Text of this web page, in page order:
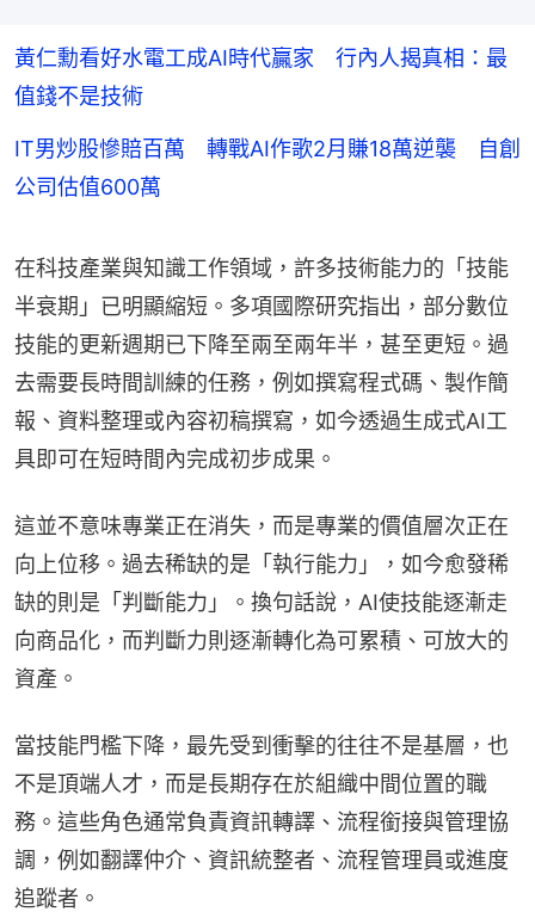
黃仁勳看好水電工成AI時代贏家 行內人揭真相：最
值錢不是技術
IT男炒股慘賠百萬 轉戰AI作歌2月賺18萬逆襲 自創
公司估值600萬
在科技產業與知識工作領域，許多技術能力的「技能
半衰期」已明顯縮短。多項國際研究指出，部分數位
技能的更新週期已下降至兩至兩年半，甚至更短。過
去需要長時間訓練的任務，例如撰寫程式碼、製作簡
報、資料整理或內容初稿撰寫，如今透過生成式AI工
具即可在短時間內完成初步成果。
這並不意味專業正在消失，而是專業的價值層次正在
向上位移。過去稀缺的是「執行能力」，如今愈發稀
缺的則是「判斷能力」。換句話說，AI使技能逐漸走
向商品化，而判斷力則逐漸轉化為可累積、可放大的
資產。
當技能門檻下降，最先受到衝擊的往往不是基層，也
不是頂端人才，而是長期存在於組織中間位置的職
務。這些角色通常負責資訊轉譯、流程銜接與管理協
調，例如翻譯仲介、資訊統整者、流程管理員或進度
追蹤者。